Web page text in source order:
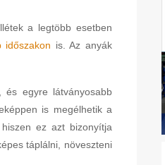
a legtöbb esetben
időszakon is. Az anyák
és egyre látványosabb
is megélhetik a
ez azt bizonyítja
táplálni, növeszteni